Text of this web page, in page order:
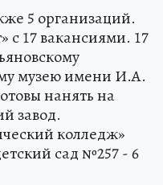
5 организаций.
с 17 вакансиями. 17
музею имени И.А.
нанять на
завод.
колледж»
сад №257 - 6